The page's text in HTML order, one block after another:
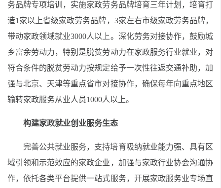
务品牌专项培训，实施家政劳务品牌培育三年计划，培育打
造1家以上省级家政劳务品牌，3家左右市级家政劳务品牌，
带动家政领域就业3000人以上。深化劳务对接协作，鼓励城
乡富余劳动力，特别是脱贫劳动力在家政服务行业就业，对
符合条件的脱贫劳动力按规定给予一次性往返交通补助，加
强与北京、天津等重点省市对接协作，确保每年向重点地区
输转家政服务从业人员1000人以上。
构建家政就业创业服务生态
完善公共就业服务，支持培育吸纳就业能力强、具有区
域引领和示范效应的家政企业，加强与家政行业协会沟通协
作，依托各类平台提供一站式服务，开展家政服务业专场直